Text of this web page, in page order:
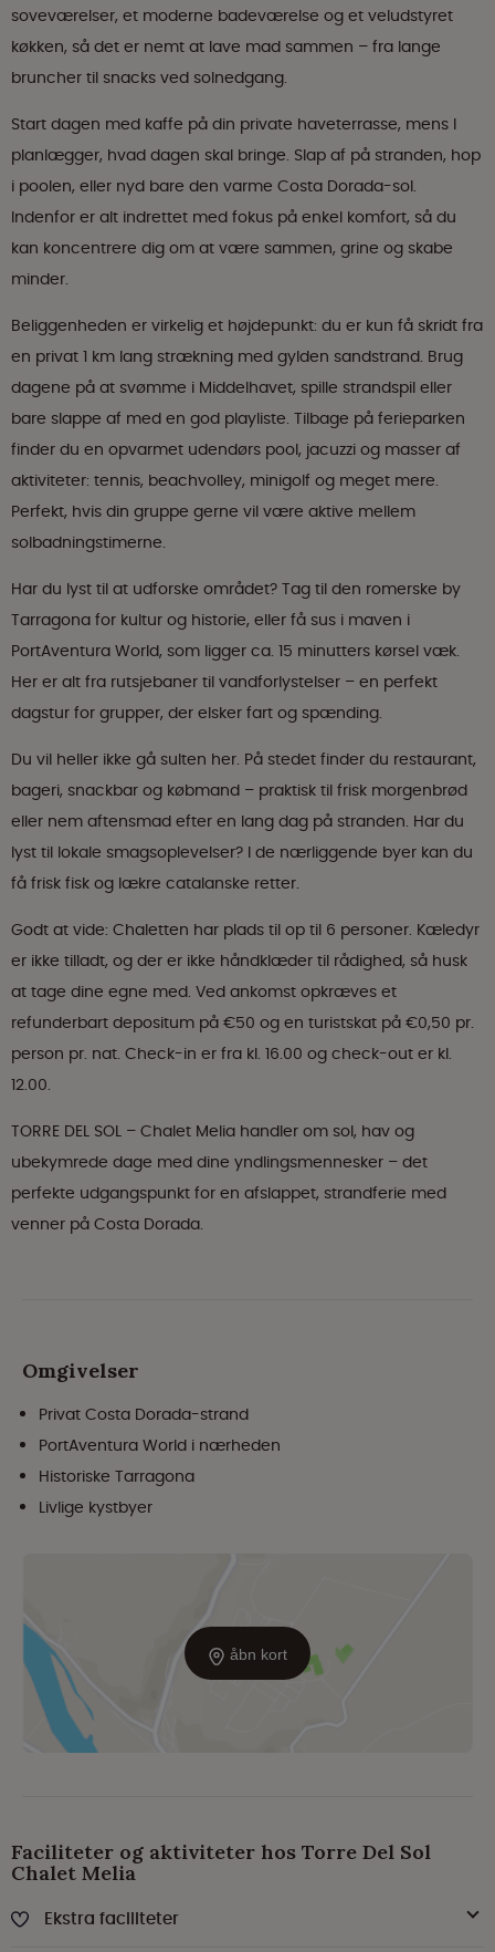
soveværelser, et moderne badeværelse og et veludstyret
køkken, så det er nemt at lave mad sammen – fra lange
bruncher til snacks ved solnedgang.
Start dagen med kaffe på din private haveterrasse, mens I
planlægger, hvad dagen skal bringe. Slap af på stranden, hop
i poolen, eller nyd bare den varme Costa Dorada-sol.
Indenfor er alt indrettet med fokus på enkel komfort, så du
kan koncentrere dig om at være sammen, grine og skabe
minder.
Beliggenheden er virkelig et højdepunkt: du er kun få skridt fra
en privat 1 km lang strækning med gylden sandstrand. Brug
dagene på at svømme i Middelhavet, spille strandspil eller
bare slappe af med en god playliste. Tilbage på ferieparken
finder du en opvarmet udendørs pool, jacuzzi og masser af
aktiviteter: tennis, beachvolley, minigolf og meget mere.
Perfekt, hvis din gruppe gerne vil være aktive mellem
solbadningstimerne.
Har du lyst til at udforske området? Tag til den romerske by
Tarragona for kultur og historie, eller få sus i maven i
PortAventura World, som ligger ca. 15 minutters kørsel væk.
Her er alt fra rutsjebaner til vandforlystelser – en perfekt
dagstur for grupper, der elsker fart og spænding.
Du vil heller ikke gå sulten her. På stedet finder du restaurant,
bageri, snackbar og købmand – praktisk til frisk morgenbrød
eller nem aftensmad efter en lang dag på stranden. Har du
lyst til lokale smagsoplevelser? I de nærliggende byer kan du
få frisk fisk og lækre catalanske retter.
Godt at vide: Chaletten har plads til op til 6 personer. Kæledyr
er ikke tilladt, og der er ikke håndklæder til rådighed, så husk
at tage dine egne med. Ved ankomst opkræves et
refunderbart depositum på €50 og en turistskat på €0,50 pr.
person pr. nat. Check-in er fra kl. 16.00 og check-out er kl.
12.00.
TORRE DEL SOL – Chalet Melia handler om sol, hav og
ubekymrede dage med dine yndlingsmennesker – det
perfekte udgangspunkt for en afslappet, strandferie med
venner på Costa Dorada.
åbn kort
Omgivelser
Privat Costa Dorada-strand
PortAventura World i nærheden
Historiske Tarragona
Livlige kystbyer
Faciliteter og aktiviteter hos Torre Del Sol
Chalet Melia
Ekstra faciliteter